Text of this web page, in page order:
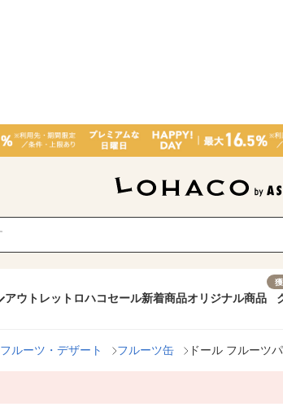
アウトレット ロハコセール新着商品オリジナル商品
フルーツ・デザート フルーツ缶 ドール フルーツ